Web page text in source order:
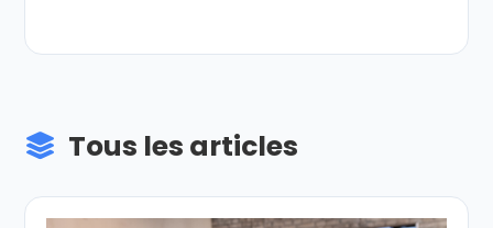
Tous les articles